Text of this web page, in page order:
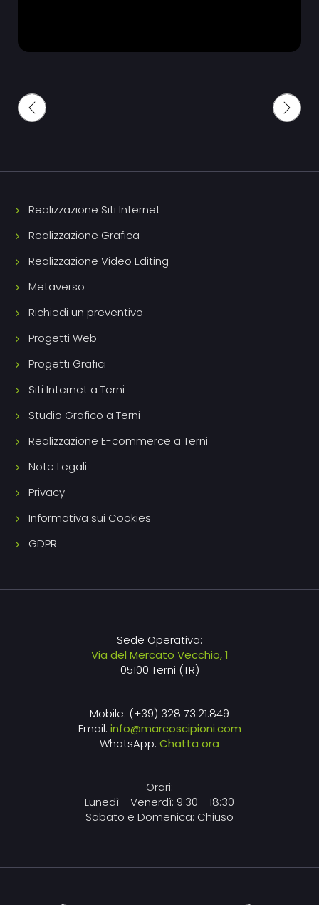
Realizzazione Siti Internet
Realizzazione Grafica
Realizzazione Video Editing
Metaverso
Richiedi un preventivo
Progetti Web
Progetti Grafici
Siti Internet a Terni
Studio Grafico a Terni
Realizzazione E-commerce a Terni
Note Legali
Privacy
Informativa sui Cookies
GDPR
Sede Operativa:
Via del Mercato Vecchio, 1
05100 Terni (TR)
Mobile: (+39) 328 73.21.849
Email: info@marcoscipioni.com
WhatsApp: Chatta ora
Orari:
Lunedì - Venerdì: 9:30 - 18:30
Sabato e Domenica: Chiuso